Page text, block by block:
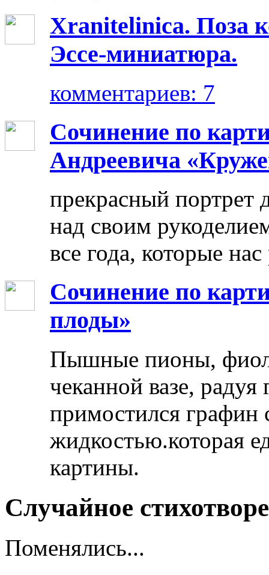
Xranitelinica. Поза
Эссе-миниатюра.
комментариев: 7
Сочинение по
Андреевича
прекрасный портрет
над своим
все года, которые
Сочинение по
плоды»
Пышные пионы,
чеканной вазе,
примостился графин
жидкостью.которая
картины.
Случайное
Поменялись...